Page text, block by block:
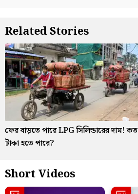
Related Stories
ফের বাড়তে পারে LPG সিলিন্ডারের দাম! কত
টাকা হতে পারে?
Short Videos